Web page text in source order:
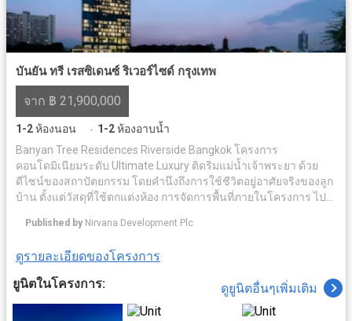
บันยัน ทรี เรสซิเดนซ์ ริเวอร์ไซด์ กรุงเทพ
จาก ฿ 21,900,000
1-2ห้องนอน · 1-2ห้องอาบน้ำ
Banyan Tree Residences Riverside Bangkok โครงการ
คอนโดมิเนียมระดับ Ultimate Luxury ติดริมแม่น้ำเจ้าพระยา ด้วย
ดีไซน์ของสถาปัตยกรรม โดยคำนึงถึงการใช้ชีวิตอยู่อาศัยจริงของลูก
บ้าน ตั้งแต่วัสดุที่ใช้ตกแต่งห้อง การจัดการพื้นที่ภายในโครงการ ไป
เก่าอันเงียบสงบ ภายใต้แนวคิด The Sanctuary for your Soul แต่
ค้า และธุรกิจสิ่งอำนวยความสะดวกครบครัน อาทิ ระบบรักษาความ
ปลอดภัย มีคลับเฮ้าส์ ฟิตเนส สระว่ายน้ำ เดินทางสะดวกด้วยใกล้
รถไฟฟ้า สถานนีสะพานตากสิน สะดวกสบายใกล้สถาที่สำคัญ ยกยอ
มารีน่า, วัดทองนพคุณ, รพ.ตากสิน ฯลฯ
Published by Nirvana Development Plc
ดูรายละเอียดของโครงการ
ยูนิตในโครงการ:
ดูยูนิตอื่นๆเพิ่มเติม